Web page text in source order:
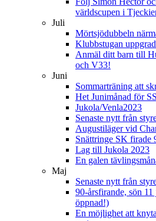
världscupen i
Juli
Mörtsjödubbeln
Klubbstugan
Anmäl ditt barn till
och V33!
Juni
Sommarträning att
Het Junimånad för
Jukola/Venla2023
Senaste nytt från
Augustiläger vid
Snättringe SK firade
Lag till Jukola 2023
En galen
Maj
Senaste nytt från
90-årsfirande, sön
öppnad!)
En möjlighet att